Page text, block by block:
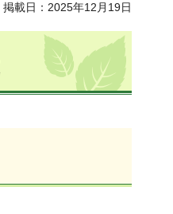
掲載日：2025年12月19日